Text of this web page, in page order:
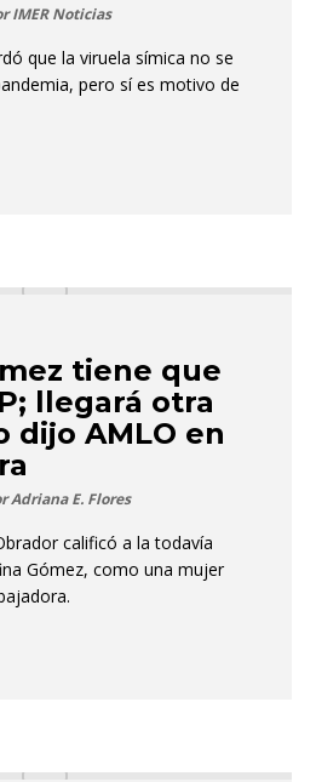
IMER Noticias
que la viruela símica no se
pero sí es motivo de
tiene que
llegará otra
dijo AMLO en
Adriana E. Flores
calificó a la todavía
Gómez, como una mujer